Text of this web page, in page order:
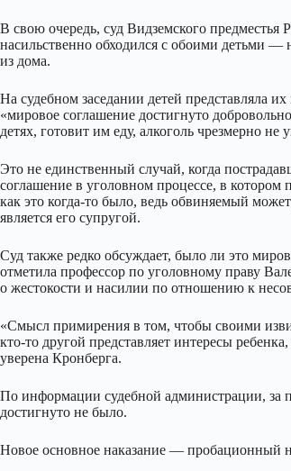
В свою очередь, суд Видземского
насильственно обходился с обоими детьми —
из дома.
На судебном заседании детей представляла
«мировое соглашение достигнуто
детях, готовит им еду, алкоголь чрезмерно
Это не единственный случай, когда
соглашение в уголовном процессе, в
как это когда-то было, ведь обвиняемый
является его супругой.
Суд также редко обсуждает, было ли это
отметила профессор по уголовному праву
о жестокости и насилии по отношению к
«Смысл примирения в том, чтобы своими
кто-то другой представляет интересы
уверена Кронберга.
По информации судебной администрации, за
достигнуто не было.
Новое основное наказание — пробационный